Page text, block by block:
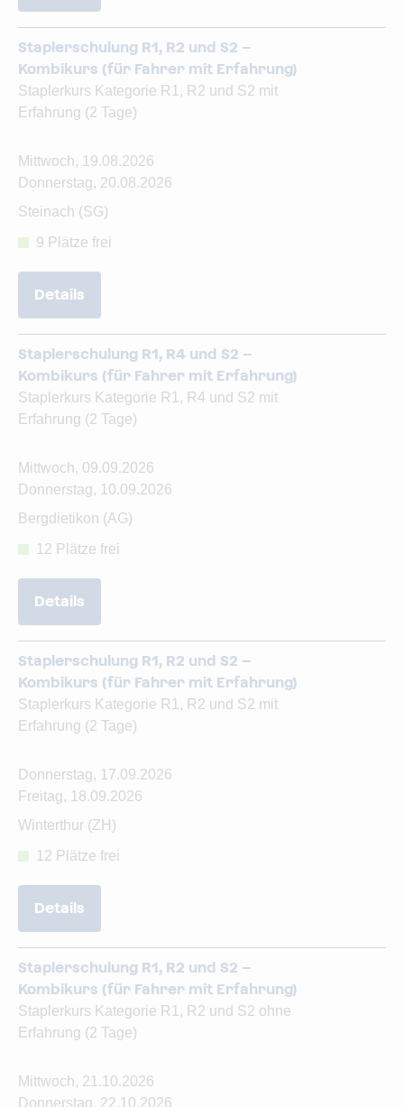
Staplerschulung R1, R2 und S2 –
Kombikurs (für Fahrer mit Erfahrung)
Staplerkurs Kategorie R1, R2 und S2 mit
Erfahrung (2 Tage)
Mittwoch, 19.08.2026
Donnerstag, 20.08.2026
Steinach (SG)
9 Plätze frei
Details
Staplerschulung R1, R4 und S2 –
Kombikurs (für Fahrer mit Erfahrung)
Staplerkurs Kategorie R1, R4 und S2 mit
Erfahrung (2 Tage)
Mittwoch, 09.09.2026
Donnerstag, 10.09.2026
Bergdietikon (AG)
12 Plätze frei
Details
Staplerschulung R1, R2 und S2 –
Kombikurs (für Fahrer mit Erfahrung)
Staplerkurs Kategorie R1, R2 und S2 mit
Erfahrung (2 Tage)
Donnerstag, 17.09.2026
Freitag, 18.09.2026
Winterthur (ZH)
12 Plätze frei
Details
Staplerschulung R1, R2 und S2 –
Kombikurs (für Fahrer mit Erfahrung)
Staplerkurs Kategorie R1, R2 und S2 ohne
Erfahrung (2 Tage)
Mittwoch, 21.10.2026
Donnerstag, 22.10.2026